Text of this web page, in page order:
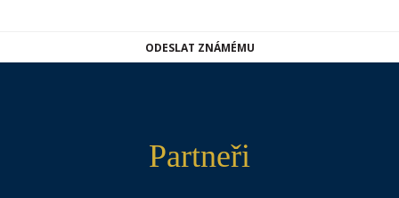
ODESLAT ZNÁMÉMU
Partneři